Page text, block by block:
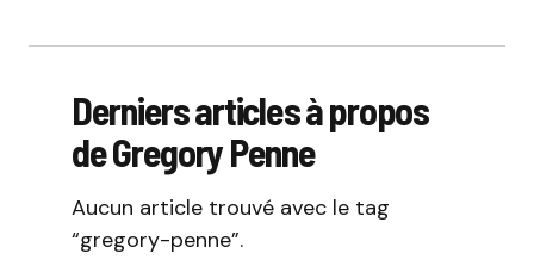
Derniers articles à propos
de Gregory Penne
Aucun article trouvé avec le tag
“gregory-penne”.